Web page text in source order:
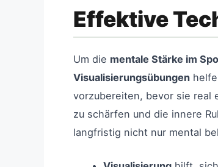
Effektive
Um die mentale Stärke im
Visualisierungsübungen
vorzubereiten, bevor sie real
zu schärfen und die innere
langfristig nicht nur mental